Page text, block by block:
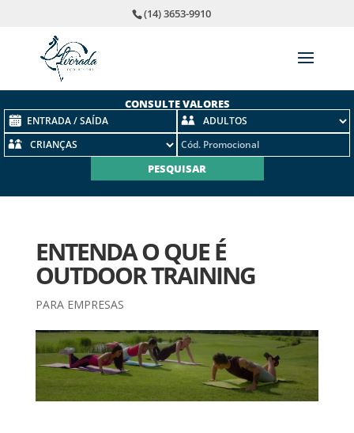
(14) 3653-9910
CONSULTE VALORES
ENTENDA O QUE É
OUTDOOR TRAINING
PARA EMPRESAS